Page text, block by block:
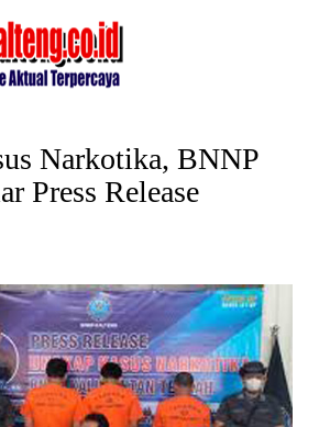
Narkotika, BNNP
Press Release